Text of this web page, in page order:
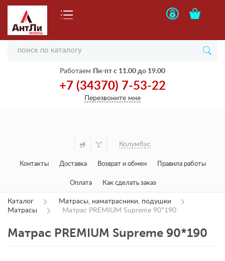
Работаем Пн-пт с 11.00 до 19.00
+7 (34370) 7-53-22
Перезвоните мне
Колумбус
Контакты Доставка Возврат и обмен Правила работы
Оплата Как сделать заказ
Каталог
Матрасы, наматрасники, подушки
Матрасы
Матрас PREMIUM Supreme 90*190
Матрас PREMIUM Supreme 90*190